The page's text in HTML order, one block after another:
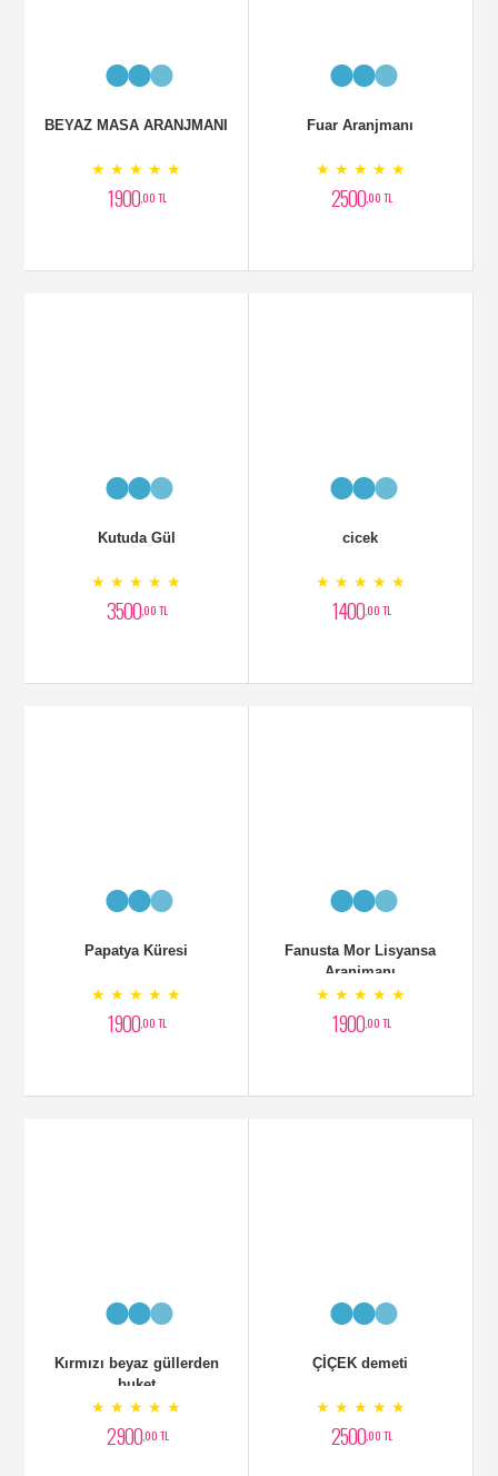
BEYAZ MASA ARANJMANI
★ ★ ★ ★ ★
1900,00 TL
Fuar Aranjmanı
★ ★ ★ ★ ★
2500,00 TL
Kutuda Gül
★ ★ ★ ★ ★
3500,00 TL
cicek
★ ★ ★ ★ ★
1400,00 TL
Papatya Küresi
★ ★ ★ ★ ★
1900,00 TL
Fanusta Mor Lisyansa
Aranjmanı
★ ★ ★ ★ ★
1900,00 TL
Kırmızı beyaz güllerden
buket
★ ★ ★ ★ ★
2900,00 TL
ÇİÇEK demeti
★ ★ ★ ★ ★
2500,00 TL